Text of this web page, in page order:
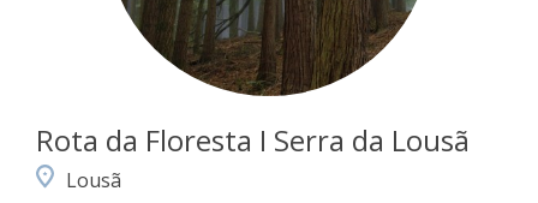
Rota da Floresta I Serra da Lousã
Lousã